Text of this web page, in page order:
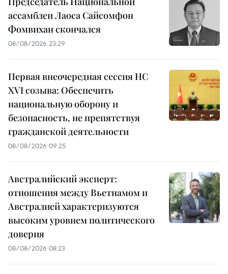
ассамблеи Лаоса Сайсомфон
Фомвихан скончался
08/08/2026 23:29
Первая внеочередная сессия НС
XVI созыва: Обеспечить
национальную оборону и
безопасность, не препятствуя
гражданской деятельности
08/08/2026 09:25
Австралийский эксперт:
отношения между Вьетнамом и
Австралией характеризуются
высоким уровнем политического
доверия
08/08/2026 08:23